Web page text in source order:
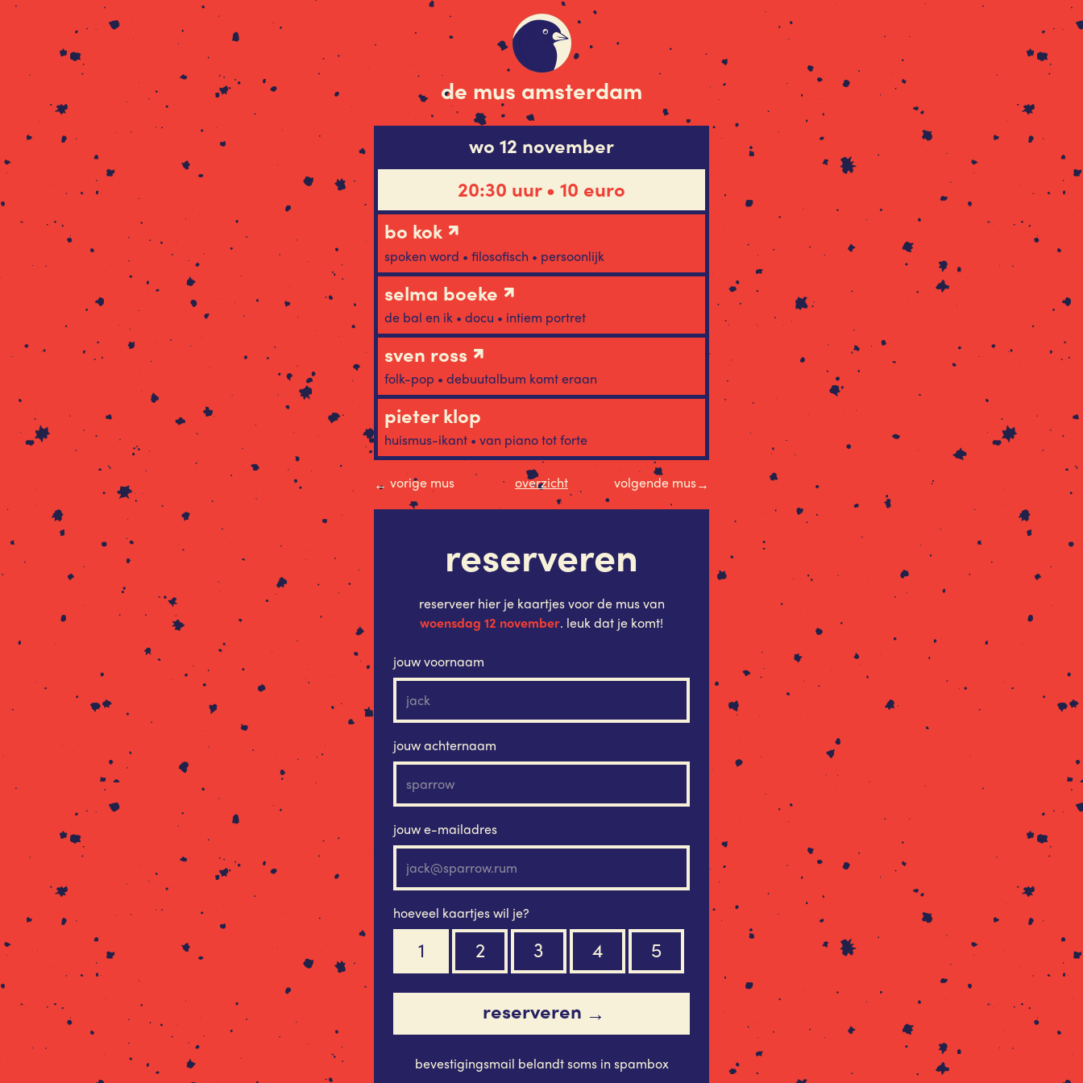
de mus amsterdam
wo 12 november
20:30 uur • 10 euro
bo kok
spoken word • filosofisch • persoonlijk
selma boeke
de bal en ik • docu • intiem portret
sven ross
folk-pop • debuutalbum komt eraan
pieter klop
huismus-ikant • van piano tot forte
← vorige mus overzicht volgende mus→
reserveren
reserveer hier je kaartjes voor de mus van
woensdag 12 november. leuk dat je komt!
jouw voornaam
jouw achternaam
jouw e-mailadres
hoeveel kaartjes wil je?
1 2 3 4 5
reserveren →
bevestigingsmail belandt soms in spambox